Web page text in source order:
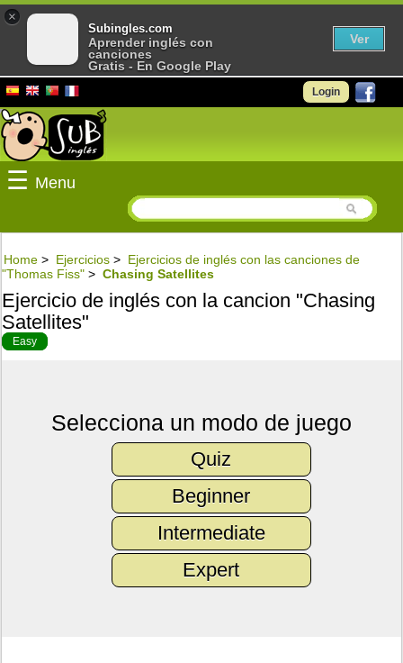
Login
☰ Menu
Home > Ejercicios > Ejercicios de inglés con las canciones de
"Thomas Fiss" > Chasing Satellites
Ejercicio de inglés con la cancion "Chasing
Satellites"
Easy
Selecciona un modo de juego
Quiz
Beginner
Intermediate
Expert
×
Subingles.com
Aprender inglés con
canciones
Gratis - En Google Play
Ver